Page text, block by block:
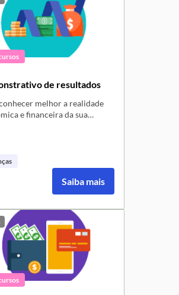
de resultados
melhor a realidade
e financeira da sua
e apurar se sua empresa
lucro ou prejuízo.
Saiba mais